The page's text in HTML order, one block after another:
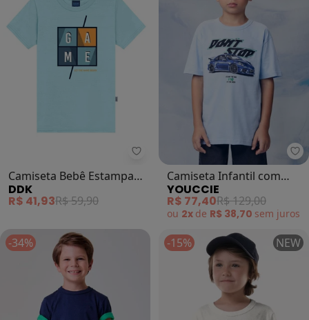
Camiseta Bebê Estampa
DDK
R$ 41,93R$ 59,90
Camiseta Infantil com
Estampa de Carro (Azul)
YOUCCIE
R$ 77,40R$ 129,00
ou 2x de R$ 38,70 sem juros
-34% -15% NEW